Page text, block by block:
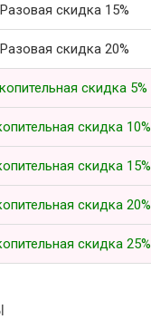
Разовая скидка 15%
Разовая скидка 20%
скидка 5%
скидка 10%
скидка 15%
скидка 20%
скидка 25%